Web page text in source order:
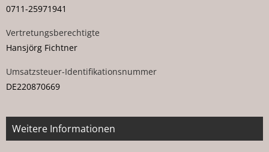
0711-25971941
Vertretungsberechtigte
Hansjörg Fichtner
Umsatzsteuer-Identifikationsnummer
DE220870669
Weitere Informationen